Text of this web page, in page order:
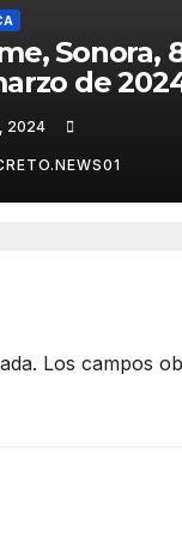
Sonora,
de
a
“El
delito de
2024
Los campos